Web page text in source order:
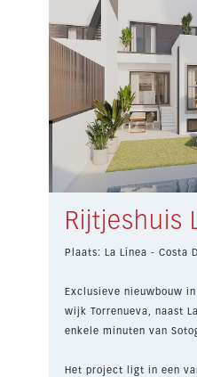
Plaats: La Línea - Costa
Exclusieve nieuwbouw
wijk Torrenueva, naast
enkele minuten van
Het project ligt in een